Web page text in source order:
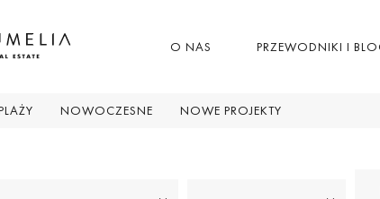
O NAS PRZEWODNIKI I
NOWOCZESNE NOWE PROJEKTY